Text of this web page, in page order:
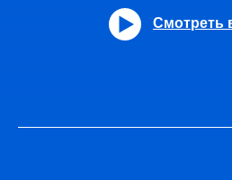
Смотреть